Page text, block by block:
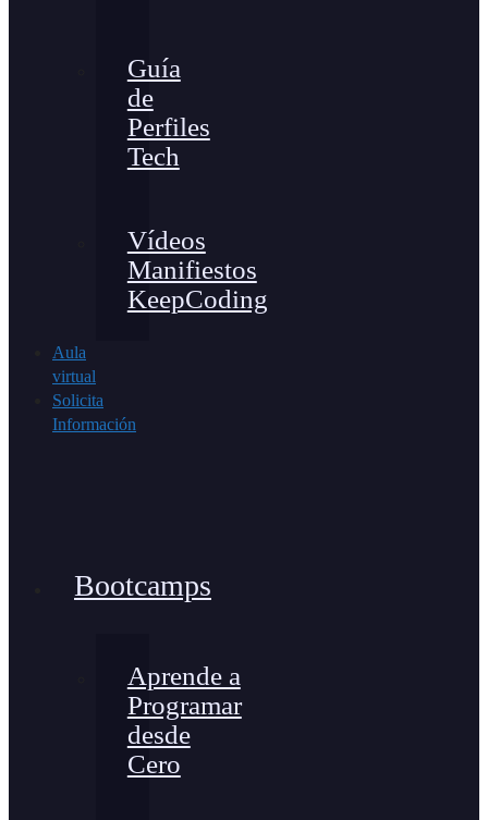
Guía
de
Perfiles
Tech
Vídeos
Manifiestos
KeepCoding
Aula
virtual
Solicita
Información
Bootcamps
Aprende a
Programar
desde
Cero